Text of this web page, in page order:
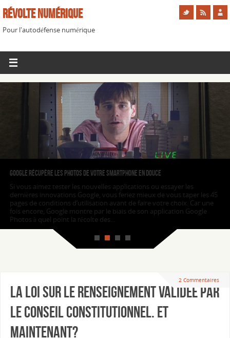
Révolte Numérique
Pour l'autodéfense numérique
Google récupère les photos de votre smartphone en douce
Si vous aimez tester les nouvelles applications ou essayer les
dernières innovations Google, vous feriez mieux de vous taper les 45
pages de conditions d’utilisation avant de faire votre choix. Car une
fois encore, Google montre par le biais de son application Google
Photos à quel point la récolte des...
2 Commentaires
La Loi sur le Renseignement validée par
le Conseil Constitutionnel. Et
maintenant?